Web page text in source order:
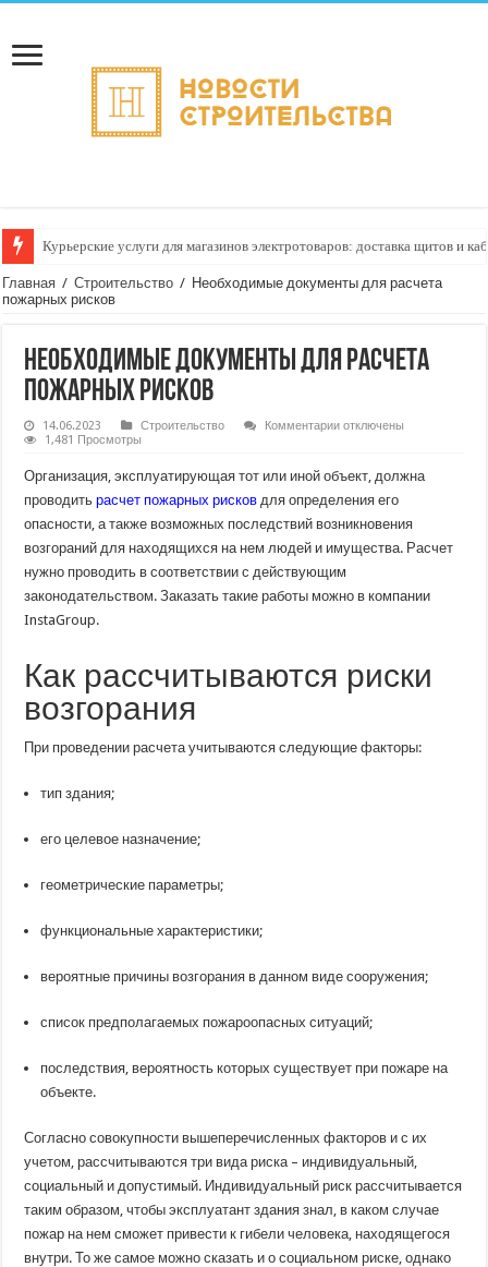
Курьерские услуги для магазинов электротоваров: доставка щитов и
Главная / Строительство / Необходимые документы для расчета
пожарных рисков
Необходимые документы для расчета
пожарных рисков
14.06.2023 Строительство Комментариик
для
расчета
пожарных
рисков
отключены
1,481 Просмотры
Организация, эксплуатирующая тот или иной объект, должна
проводитьрасчет пожарных рисков для определения его
опасности, а также возможных последствий возникновения
возгораний для находящихся на нем людей и имущества. Расчет
нужно проводить в соответствии с действующим
законодательством. Заказать такие работы можно в компании
InstaGroup.
Как рассчитываются риски
возгорания
При проведении расчета учитываются следующие факторы:
тип здания;
его целевое назначение;
геометрические параметры;
функциональные характеристики;
вероятные причины возгорания в данном виде сооружения;
список предполагаемых пожароопасных ситуаций;
последствия, вероятность которых существует при пожаре на
объекте.
Согласно совокупности вышеперечисленных факторов и с их
учетом, рассчитываются три вида риска – индивидуальный,
социальный и допустимый. Индивидуальный риск рассчитывается
таким образом, чтобы эксплуатант здания знал, в каком случае
пожар на нем сможет привести к гибели человека, находящегося
внутри. То же самое можно сказать и о социальном риске, однако